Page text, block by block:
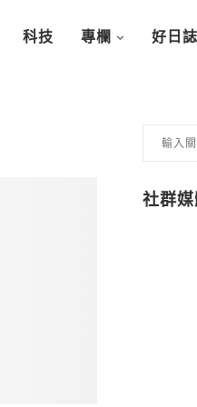
科技 專欄 好日誌
社群